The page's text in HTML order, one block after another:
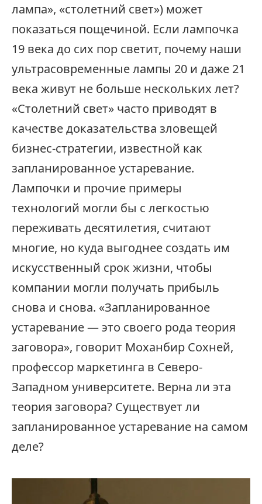
лампа», «столетний свет») может
показаться пощечиной. Если лампочка
19 века до сих пор светит, почему наши
ультрасовременные лампы 20 и даже 21
века живут не больше нескольких лет?
«Столетний свет» часто приводят в
качестве доказательства зловещей
бизнес-стратегии, известной как
запланированное устаревание.
Лампочки и прочие примеры
технологий могли бы с легкостью
переживать десятилетия, считают
многие, но куда выгоднее создать им
искусственный срок жизни, чтобы
компании могли получать прибыль
снова и снова. «Запланированное
устаревание — это своего рода теория
заговора», говорит Моханбир Сохней,
профессор маркетинга в Северо-
Западном университете. Верна ли эта
теория заговора? Существует ли
запланированное устаревание на самом
деле?